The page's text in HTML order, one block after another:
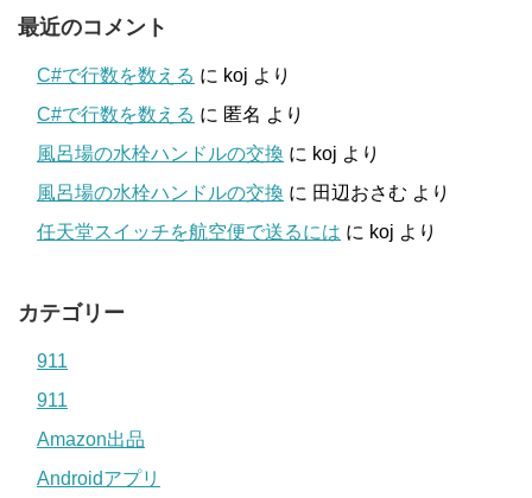
最近のコメント
C#で行数を数える に koj より
C#で行数を数える に 匿名 より
風呂場の水栓ハンドルの交換 に koj より
風呂場の水栓ハンドルの交換 に 田辺おさむ より
任天堂スイッチを航空便で送るには に koj より
カテゴリー
911
911
Amazon出品
Androidアプリ